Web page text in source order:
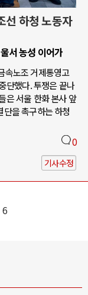
선 하청 노동자
서 농성 이어가
속노조 거제통영고
단했다. 투쟁은 끝나
은 서울 한화 본사 앞
을 촉구하는 하청
0
기사수정
6